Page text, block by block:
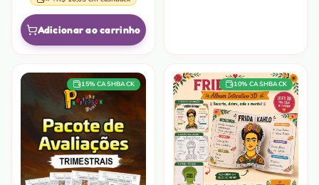
Adicionar ao carrinho
15% CASHBACK 10% CASHBACK